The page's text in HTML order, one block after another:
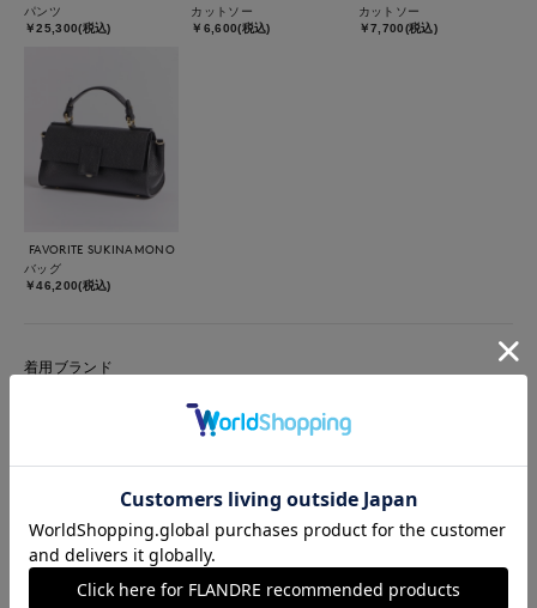
パンツ
￥25,300(税込)
カットソー
￥6,600(税込)
カットソー
￥7,700(税込)
FAVORITE SUKINAMONO
バッグ
￥46,200(税込)
着用ブランド
【着用アイテム】すべて9号 【着用カラー】ジレ、パンツ:ネイ
ビー カットソー:ホワイト 春まではレイヤードを楽しんだジ
レ。夏になったらノースリーブのスタイリングが楽しめます。お